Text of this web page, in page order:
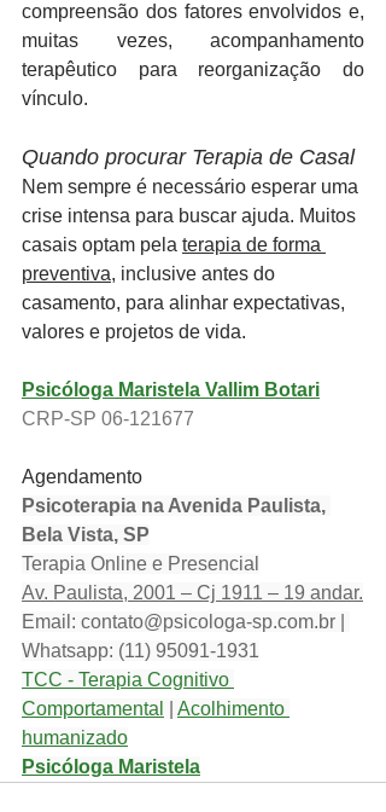
compreensão dos fatores envolvidos e,
muitas vezes, acompanhamento
terapêutico para reorganização do
vínculo.
Quando procurar Terapia de Casal
Nem sempre é necessário esperar uma
crise intensa para buscar ajuda. Muitos
casais optam pela terapia de forma
preventiva, inclusive antes do
casamento, para alinhar expectativas,
valores e projetos de vida.
Psicóloga Maristela Vallim Botari
CRP-SP 06-121677
Agendamento
Psicoterapia na Avenida Paulista,
Bela Vista, SP
Terapia Online e Presencial
Av. Paulista, 2001 – Cj 1911 – 19 andar.
Email: contato@psicologa-sp.com.br
Whatsapp: (11) 95091-1931
TCC - Terapia Cognitivo
Comportamental
Acolhimento
humanizado
Psicóloga Maristela